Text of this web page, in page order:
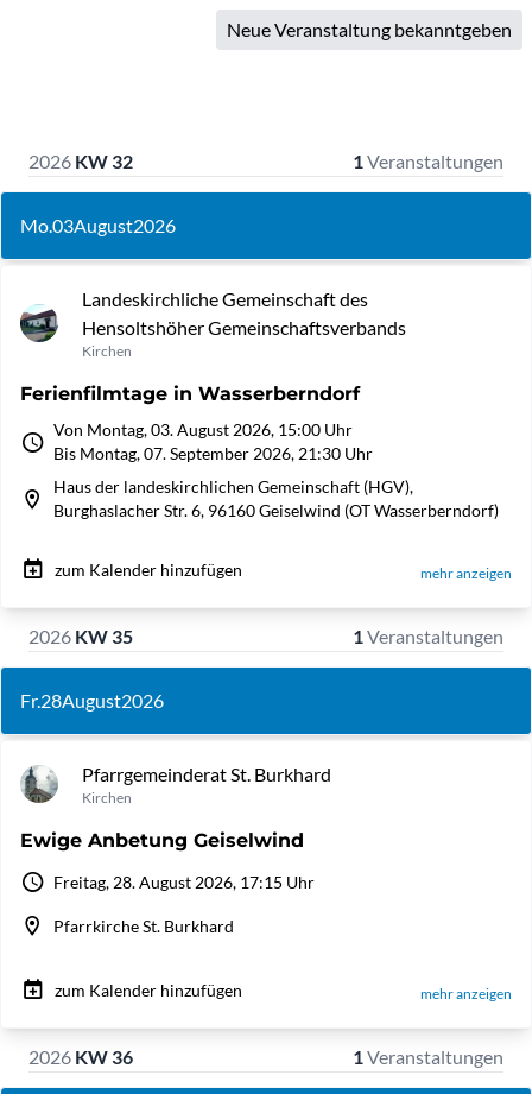
Neue Veranstaltung bekanntgeben
2026 KW 32 1Veranstaltungen
Mo.03August2026
Landeskirchliche Gemeinschaft des
Hensoltshöher Gemeinschaftsverbands
Kirchen
Ferienfilmtage in Wasserberndorf
Von Montag, 03. August 2026, 15:00 Uhr
Bis Montag, 07. September 2026, 21:30 Uhr
Haus der landeskirchlichen Gemeinschaft (HGV),
Burghaslacher Str. 6, 96160 Geiselwind (OT Wasserberndorf)
zum Kalender hinzufügen mehr anzeigen
2026 KW 35 1Veranstaltungen
Fr.28August2026
Pfarrgemeinderat St. Burkhard
Kirchen
Ewige Anbetung Geiselwind
Freitag, 28. August 2026, 17:15 Uhr
Pfarrkirche St. Burkhard
zum Kalender hinzufügen mehr anzeigen
2026 KW 36 1Veranstaltungen